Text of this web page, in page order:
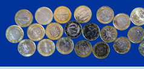
Euroswapper
Euroswapper.info